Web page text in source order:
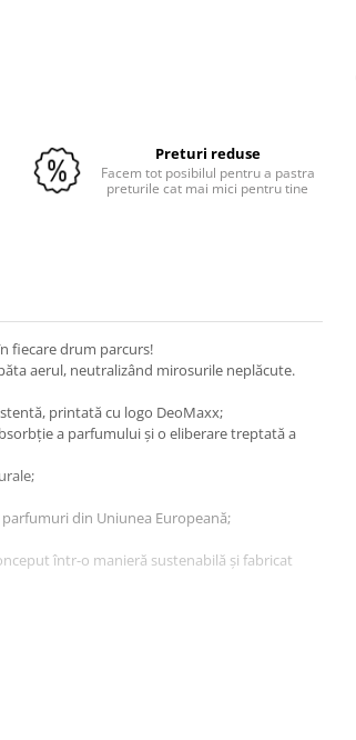
Preturi reduse
Facem tot posibilul pentru a pastra
preturile cat mai mici pentru tine
fiecare drum parcurs!
aerul, neutralizând mirosurile neplăcute.
printată cu logo DeoMaxx;
a parfumului și o eliberare treptată a
din Uniunea Europeană;
într-o manieră sustenabilă și fabricat